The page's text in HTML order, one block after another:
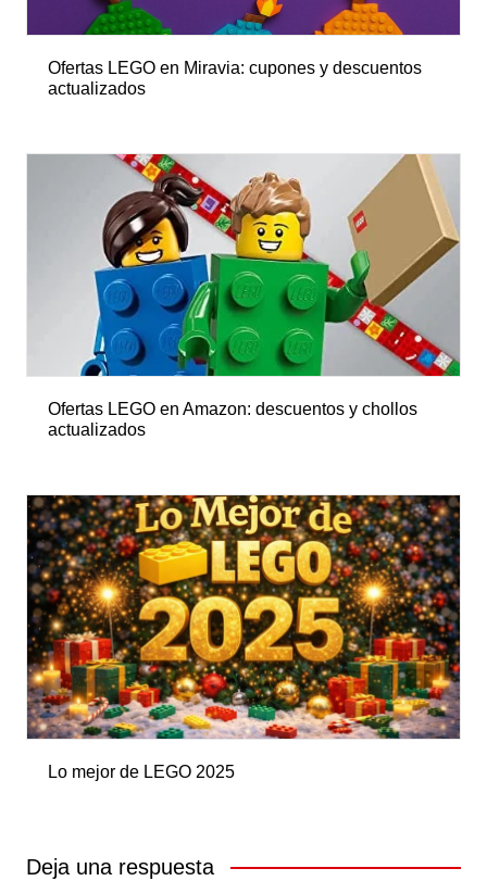
Ofertas LEGO en Miravia: cupones y descuentos
actualizados
Ofertas LEGO en Amazon: descuentos y chollos
actualizados
Lo mejor de LEGO 2025
Deja una respuesta